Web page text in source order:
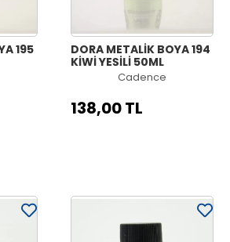
195
DORA METALİK BOYA 194
KİWİ YEŞİLİ 50ML
Cadence
138,00 TL